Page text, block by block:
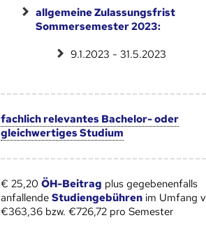
allgemeine Zulassungsfrist
Sommersemester 2023:
9.1.2023 - 31.5.2023
fachlich relevantes Bachelor- oder
gleichwertiges Studium
€ 25,20ÖH-Beitrag plus gegebenenfalls
anfallendeStudiengebühren im Umfang
€363,36 bzw. €726,72 pro Semester